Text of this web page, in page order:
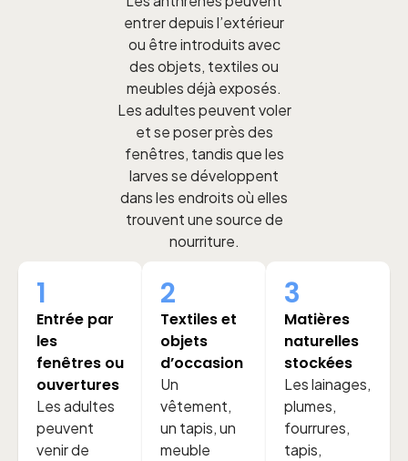
entrer depuis l’extérieur
ou être introduits avec
des objets, textiles ou
meubles déjà exposés.
Les adultes peuvent voler
et se poser près des
fenêtres, tandis que les
larves se développent
dans les endroits où elles
trouvent une source de
nourriture.
1
Entrée par
les
fenêtres ou
ouvertures
Les adultes
peuvent
venir de
2
Textiles et
objets
d’occasion
Un
vêtement,
un tapis, un
meuble
3
Matières
naturelles
stockées
Les lainages,
plumes,
fourrures,
tapis,